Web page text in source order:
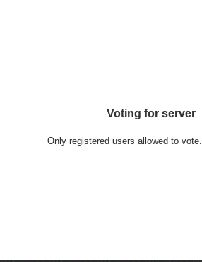
Voting for server
Only registered users allowed to vote.